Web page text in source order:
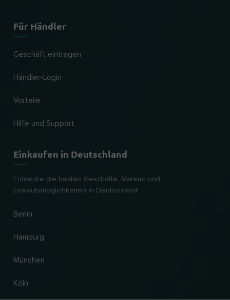
Für Händler
Geschäft eintragen
Händler-Login
Vorteile
Hilfe und Support
Einkaufen in Deutschland
Entdecke die besten Geschäfte, Marken und
Einkaufsmöglichkeiten in Deutschland!
Berlin
Hamburg
München
Köln